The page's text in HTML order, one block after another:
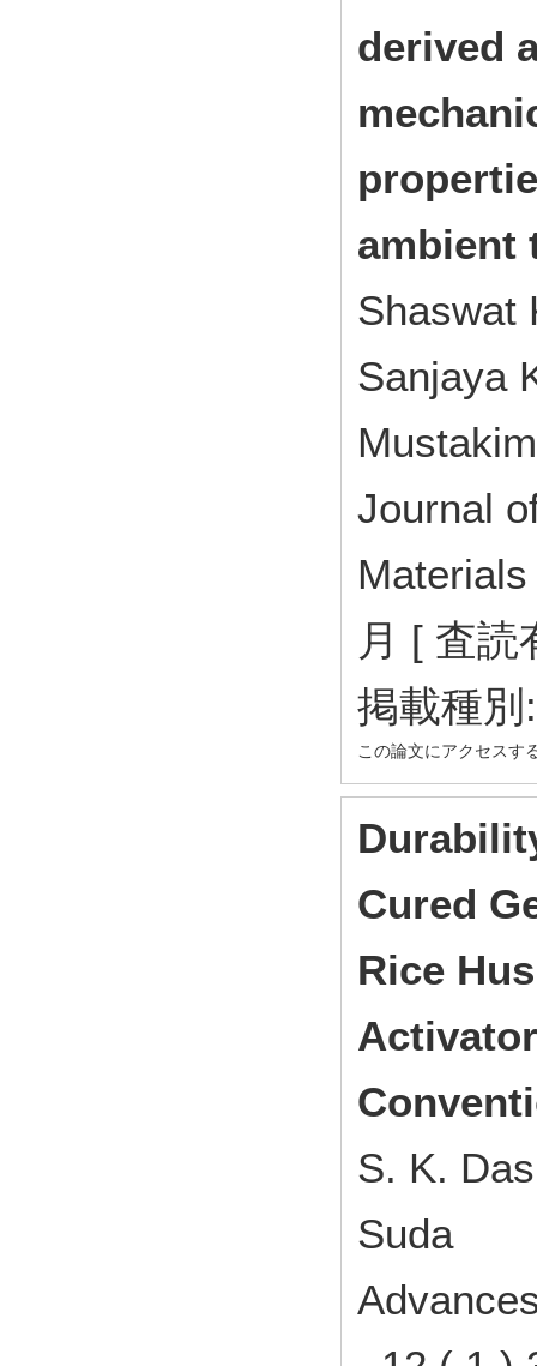
derived
ambient
Shaswat
Sanjaya
Journal
月 [ 査読
掲載種
この論文にアクセスす
Cured
Rice
S. K.
Suda